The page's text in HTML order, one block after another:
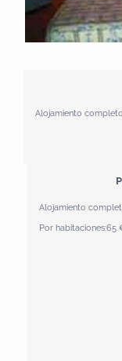
Alojamiento completo
Alojamiento
Por habitaciones:65